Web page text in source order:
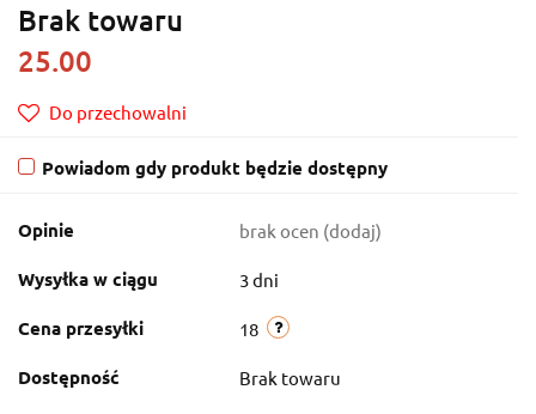
Brak towaru
25.00
Do przechowalni
Powiadom gdy produkt będzie dostępny
Opinie brak ocen (dodaj)
Wysyłka w ciągu 3 dni
Cena przesyłki 18
Dostępność Brak towaru